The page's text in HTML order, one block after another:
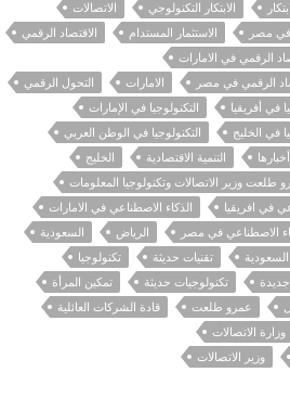
الابتكار التكنولوجي
الاتصالات
في مصر الاستثمار المستدام
الاقتصاد الرقمي
الرقمي في الامارات
الرقمي في مصر الامارات
التحول الرقمي
في أفريقيا
التكنولوجيا في الإمارات
في الخليج
التكنولوجيا في الوطن العربي
التنمية الاقتصادية
الخليج
طلعت وزير الاتصالات وتكنولوجيا المعلومات
في افريقيا
الذكاء الاصطناعي في الامارات
الاصطناعي في مصر الرياض
السعودية
تقنيات حديثة
تكنولوجيا
تكنولوجيات حديثة
تمكين المرأة
عمرو طلعت
قادة الشركات العائلية
وزارة الاتصالات
وزير الاتصالات